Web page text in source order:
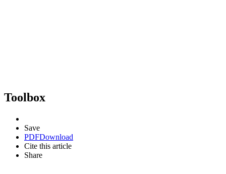
Toolbox
Save
PDFDownload
Cite this article
Share